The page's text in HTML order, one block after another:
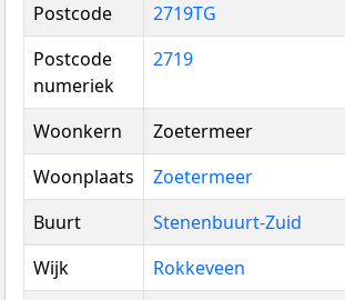
Postcode
2719TG
Postcode
numeriek
2719
Woonkern Zoetermeer
Woonplaats
Zoetermeer
Buurt
Stenenbuurt-Zuid
Wijk
Rokkeveen